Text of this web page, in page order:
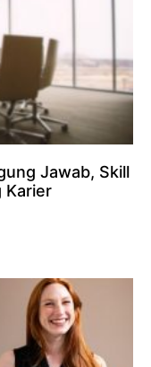
Jawab, Skill
Karier